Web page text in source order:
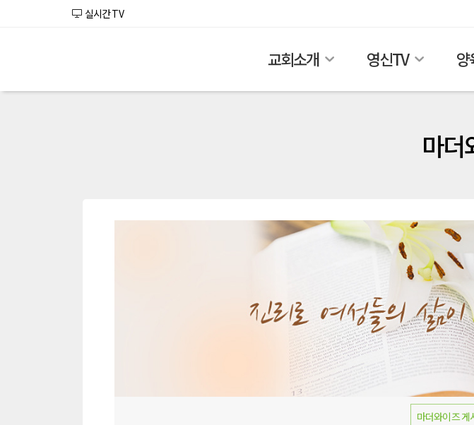
실시간 TV
교회소개 영신TV 양
마더
마더와이즈 게